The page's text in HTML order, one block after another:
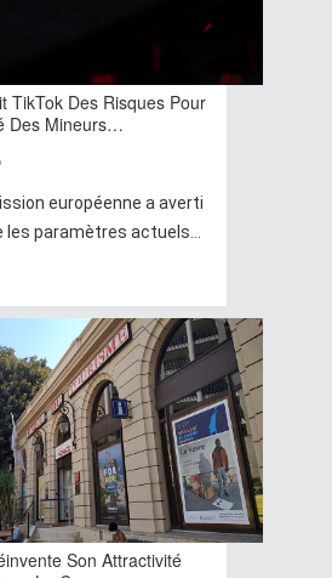
TikTok Des Risques Pour
Des Mineurs…
européenne a averti
les paramètres actuels...
Son Attractivité